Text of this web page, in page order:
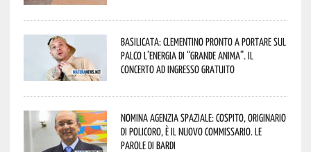
Basilicata: Clementino pronto a portare sul
palco l’energia di “Grande Anima”. Il
concerto ad ingresso gratuito
Nomina Agenzia Spaziale: Cospito, originario
di Policoro, è il nuovo commissario. Le
parole di Bardi